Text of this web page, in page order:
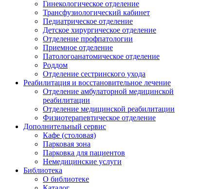
Гинекологическое отделение
Трансфузиологический кабинет
Педиатрическое отделение
Детское хирургическое отделение
Отделение профпатологии
Приемное отделение
Патологоанатомическое отделение
Роддом
Отделение сестринского ухода
Реабилитация и восстановительное лечение
Отделение амбулаторной медицинской
реабилитации
Отделение медицинской реабилитации
Физиотерапевтическое отделение
Дополнительный сервис
Кафе (столовая)
Парковая зона
Парковка для пациентов
Немедицинские услуги
Библиотека
О библиотеке